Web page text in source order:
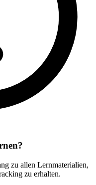
zu allen Lernmaterialien,
zu erhalten.